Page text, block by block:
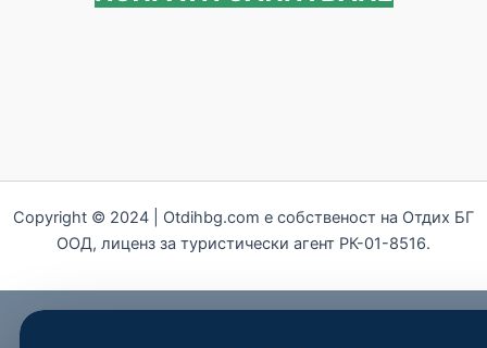
Copyright © 2024 | Otdihbg.com e собственост на Отдих БГ
ООД, лиценз за туристически агент РК-01-8516.